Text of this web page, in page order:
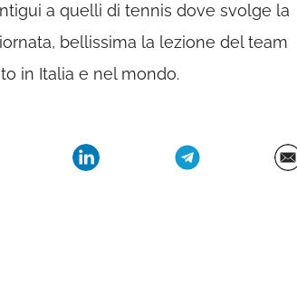
a quelli di tennis dove svolge la
bellissima la lezione del team
in Italia e nel mondo.